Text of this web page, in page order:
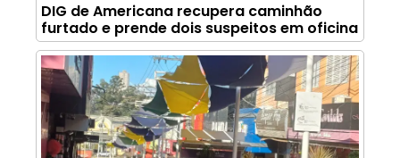
DIG de Americana recupera caminhão
furtado e prende dois suspeitos em oficina